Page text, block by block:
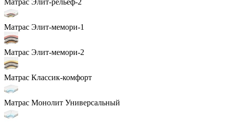
Матрас Элит-рельеф-2
Матрас Элит-мемори-1
Матрас Элит-мемори-2
Матрас Классик-комфорт
Матрас Монолит Универсальный